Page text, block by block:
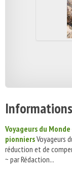
Voyageurs du
pionniersVoyageurs
réduction et de
~ par Rédaction...